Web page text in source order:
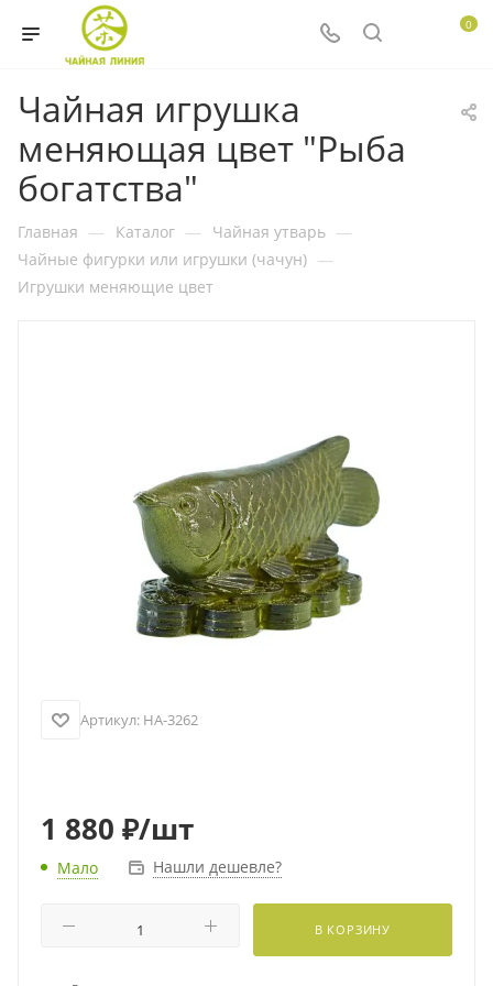
0
Чайная игрушка
меняющая цвет "Рыба
богатства"
Главная — Каталог — Чайная утварь —
Чайные фигурки или игрушки (чачун) —
Игрушки меняющие цвет
Артикул: HA-3262
1 880 ₽/шт
Мало Нашли дешевле?
В КОРЗИНУ